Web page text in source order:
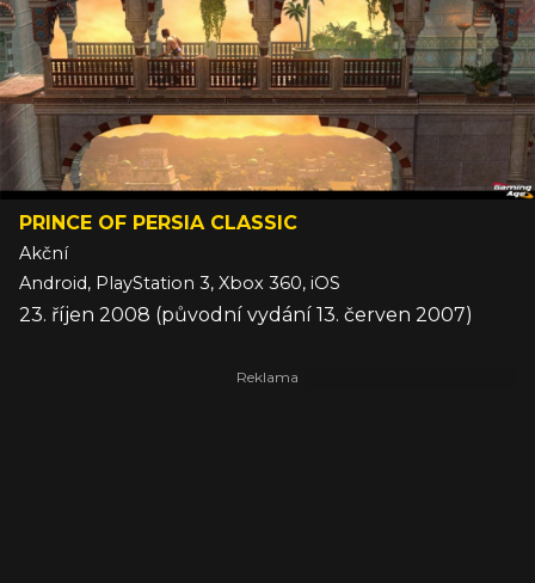
PRINCE OF PERSIA CLASSIC
Akční
Android, PlayStation 3, Xbox 360, iOS
23. říjen 2008 (původní vydání 13. červen 2007)